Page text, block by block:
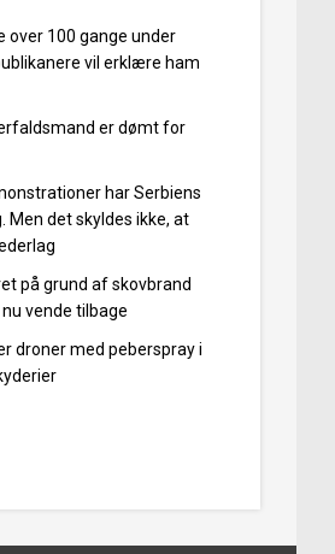
over 100 gange under
vil erklære ham
er dømt for
har Serbiens
det skyldes ikke, at
på grund af skovbrand
vende tilbage
droner med peberspray i